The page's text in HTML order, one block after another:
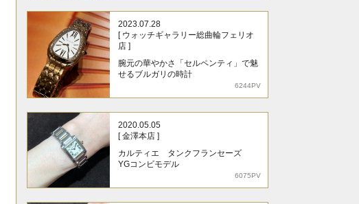
2023.07.28
[ ウォッチギャラリー総曲輪フェリオ
店 ]
腕元の華やかさ「セルペンティ」で魅
せるブルガリの時計
6244PV
2020.05.05
[ 金澤本店 ]
カルティエ タンクフランセーズ
YGコンビモデル
6075PV